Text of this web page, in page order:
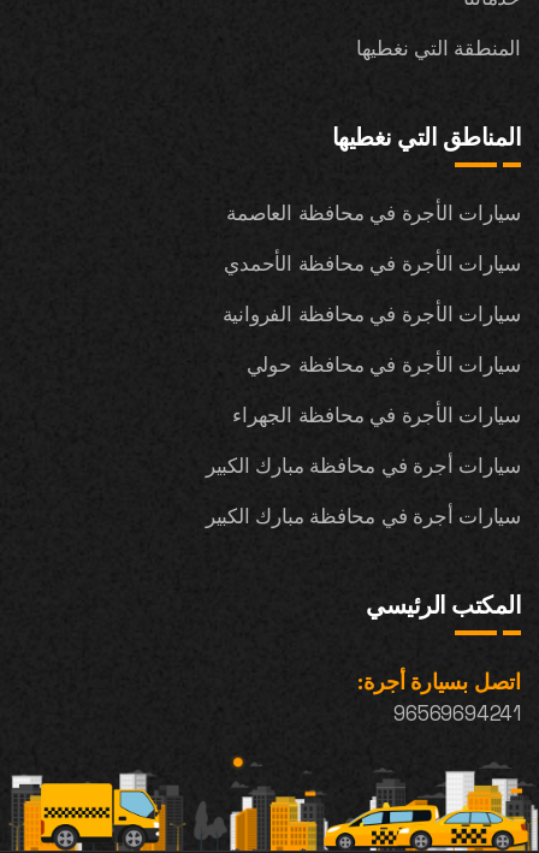
المنطقة التي نغطيها
المناطق التي نغطيها
سيارات الأجرة في محافظة العاصمة
سيارات الأجرة في محافظة الأحمدي
سيارات الأجرة في محافظة الفروانية
سيارات الأجرة في محافظة حولي
سيارات الأجرة في محافظة الجهراء
سيارات أجرة في محافظة مبارك الكبير
سيارات أجرة في محافظة مبارك الكبير
المكتب الرئيسي
اتصل بسيارة أجرة:
96569694241